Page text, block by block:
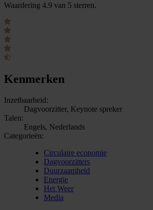
Waardering 4.9 van 5 sterren.
Kenmerken
Inzetbaarheid:
Dagvoorzitter, Keynote spreker
Talen:
Engels, Nederlands
Categorieën:
Circulaire economie
Dagvoorzitters
Duurzaamheid
Energie
Het Weer
Media